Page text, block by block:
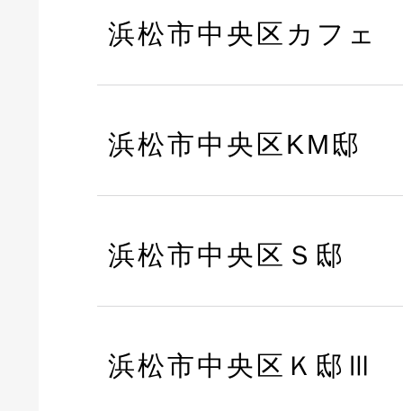
浜松市中央区カフェ
浜松市中央区KM邸
浜松市中央区Ｓ邸
浜松市中央区Ｋ邸Ⅲ